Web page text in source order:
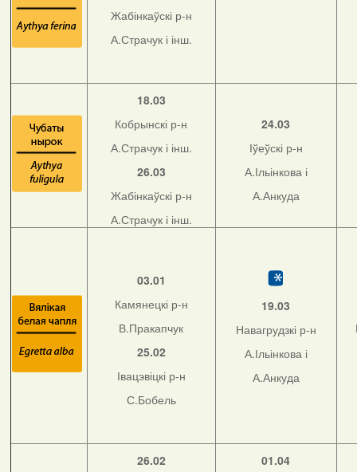
Жабінкаўскі р-н
А.Страчук і інш.
18.03
Кобрынскі р-н
А.Страчук і інш.
26.03
Жабінкаўскі р-н
А.Страчук і інш.
24.03
Іўеўскі р-н
А.Ільінкова і
А.Анкуда
03.01
Камянецкі р-н
В.Пракапчук
25.02
Івацэвіцкі р-н
С.Бобель
19.03
Навагрудзкі р-н
А.Ільінкова і
А.Анкуда
26.02
01.04